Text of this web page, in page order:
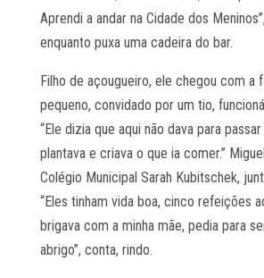
Aprendi a andar na Cidade dos
enquanto puxa uma cadeira do bar.
Filho de açougueiro, ele chegou com a
pequeno, convidado por um tio,
“Ele dizia que aqui não dava para
plantava e criava o que ia comer.”
Colégio Municipal Sarah Kubitschek,
“Eles tinham vida boa, cinco refeições
brigava com a minha mãe, pedia para
abrigo”, conta, rindo.